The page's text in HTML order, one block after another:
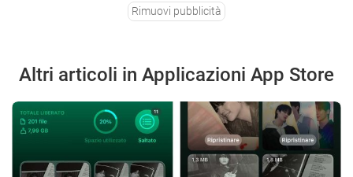
Rimuovi pubblicità
Altri articoli in Applicazioni App Store